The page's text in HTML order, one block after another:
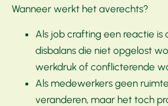
Wanneer werkt het averechts?
Als job crafting een reactie is
disbalans die niet opgelost
werkdruk of conflicterende
Als medewerkers geen
veranderen, maar het toch